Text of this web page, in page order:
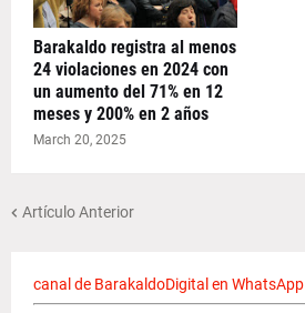
Barakaldo registra al menos
24 violaciones en 2024 con
un aumento del 71% en 12
meses y 200% en 2 años
March 20, 2025
Artículo Anterior
canal de BarakaldoDigital en WhatsApp